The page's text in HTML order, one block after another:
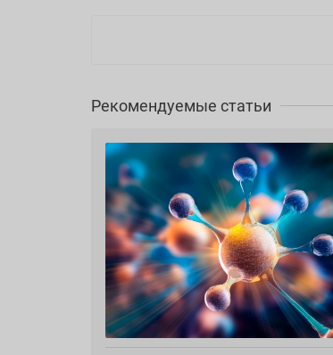
Рекомендуемые статьи